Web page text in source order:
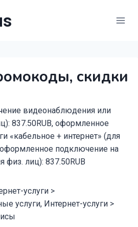
скидки
видеонаблюдения или
837.50RUB, оформленное
«кабельное + интернет» (для
оформленное подключение на
физ. лиц): 837.50RUB
услуги >
услуги, Интернет-услуги >